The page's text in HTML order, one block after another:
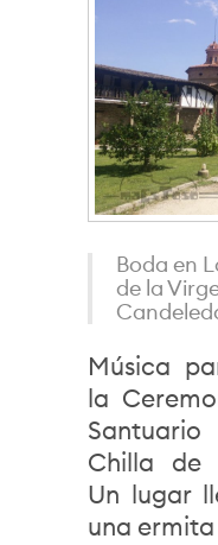
Boda en
de la
Música
la
Chilla de
Un lugar
una